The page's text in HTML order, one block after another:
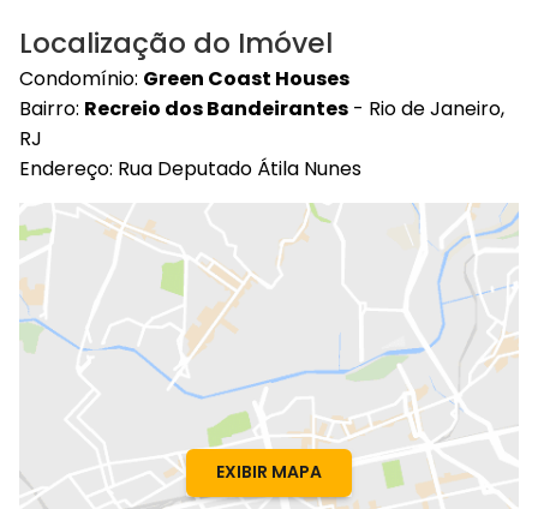
Localização do Imóvel
Condomínio: Green Coast Houses
Bairro: Recreio dos Bandeirantes - Rio de Janeiro,
RJ
Endereço: Rua Deputado Átila Nunes
EXIBIR MAPA